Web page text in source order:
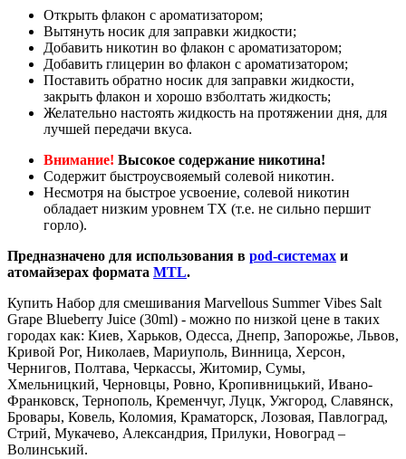
Открыть флакон с ароматизатором;
Вытянуть носик для заправки жидкости;
Добавить никотин во флакон с ароматизатором;
Добавить глицерин во флакон с ароматизатором;
Поставить обратно носик для заправки жидкости,
закрыть флакон и хорошо взболтать жидкость;
Желательно настоять жидкость на протяжении дня, для
лучшей передачи вкуса.
Внимание! Высокое содержание никотина!
Содержит быстроусвояемый солевой никотин.
Несмотря на быстрое усвоение, солевой никотин
обладает низким уровнем ТХ (т.е. не сильно першит
горло).
Предназначено для использования в pod-системах и
атомайзерах формата MTL.
Купить Набор для смешивания Marvellous Summer Vibes Salt
Grape Blueberry Juice (30ml) - можно по низкой цене в таких
городах как: Киев, Харьков, Одесса, Днепр, Запорожье, Львов,
Кривой Рог, Николаев, Мариуполь, Винница, Херсон,
Чернигов, Полтава, Черкассы, Житомир, Сумы,
Хмельницкий, Черновцы, Ровно, Кропивницький, Ивано-
Франковск, Тернополь, Кременчуг, Луцк, Ужгород, Славянск,
Бровары, Ковель, Коломия, Краматорск, Лозовая, Павлоград,
Стрий, Мукачево, Александрия, Прилуки, Новоград –
Волинський.